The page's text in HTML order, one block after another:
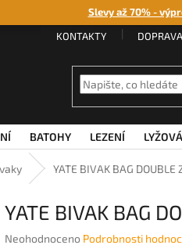
Slevy až 70% -
KONTAKTY
BATOHY LEZENÍ
YATE BIVAK BAG
YATE BIVAK BAG
Průměrné
Neohodnoceno Podrobnosti